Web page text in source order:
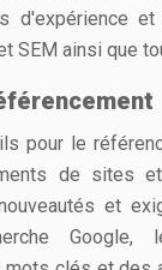
d'expérience
SEM ainsi que
pour le
de sites
et
Google,